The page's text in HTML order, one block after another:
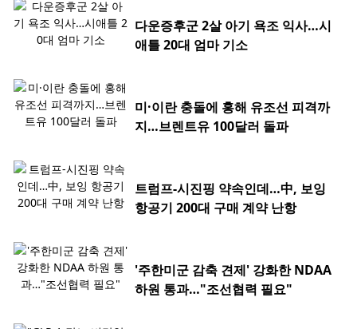
다운증후군 2살 아기 욕조 익사…시
애틀 20대 엄마 기소
미·이란 충돌에 홍해 유조선 피격까
지…브렌트유 100달러 돌파
트럼프-시진핑 약속인데…中, 보잉
항공기 200대 구매 계약 난항
'주한미군 감축 견제' 강화한 NDAA
하원 통과…"조선협력 필요"